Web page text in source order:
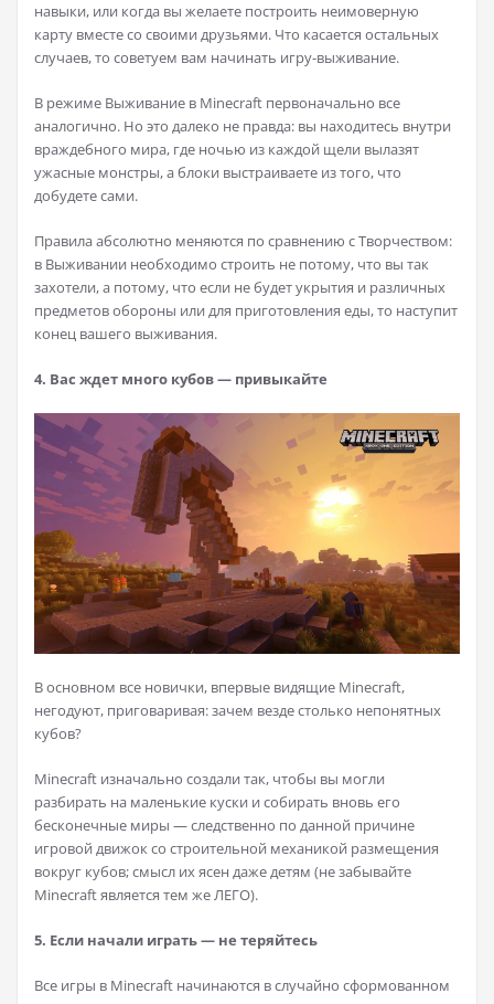
навыки, или когда вы желаете построить неимоверную
карту вместе со своими друзьями. Что касается остальных
случаев, то советуем вам начинать игру-выживание.
В режиме Выживание в Minecraft первоначально все
аналогично. Но это далеко не правда: вы находитесь внутри
враждебного мира, где ночью из каждой щели вылазят
ужасные монстры, а блоки выстраиваете из того, что
добудете сами.
Правила абсолютно меняются по сравнению с Творчеством:
в Выживании необходимо строить не потому, что вы так
захотели, а потому, что если не будет укрытия и различных
предметов обороны или для приготовления еды, то наступит
конец вашего выживания.
4. Вас ждет много кубов — привыкайте
В основном все новички, впервые видящие Minecraft,
негодуют, приговаривая: зачем везде столько непонятных
кубов?
Minecraft изначально создали так, чтобы вы могли
разбирать на маленькие куски и собирать вновь его
бесконечные миры — следственно по данной причине
игровой движок со строительной механикой размещения
вокруг кубов; смысл их ясен даже детям (не забывайте
Minecraft является тем же ЛЕГО).
5. Если начали играть — не теряйтесь
Все игры в Minecraft начинаются в случайно сформованном